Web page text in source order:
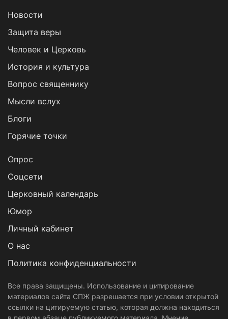
Новости
Защита веры
Человек и Церковь
История и культура
Вопрос священнику
Мысли вслух
Блоги
Горячие точки
Опрос
Cоцсети
Церковный календарь
Юмор
Личный кабинет
О нас
Политика конфиденциальности
Все права защищены. Использование и цитирование
материалов сайта СПЖ разрешается при условии открытой
ссылки на цитируемую статью, которая должна находиться